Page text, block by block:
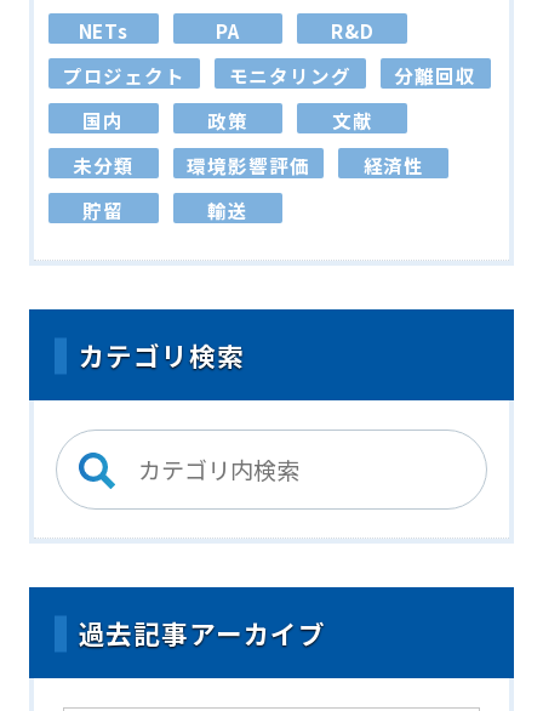
NETs
PA
R&D
プロジェクト
モニタリング
分離回収
国内
政策
文献
未分類
環境影響評価
経済性
貯留
輸送
カテゴリ検索
過去記事アーカイブ